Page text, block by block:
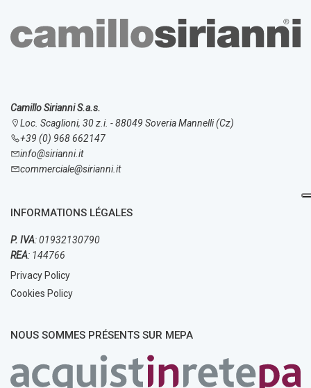
Camillo Sirianni S.a.s.
Loc. Scaglioni, 30 z.i. - 88049 Soveria Mannelli (Cz)
+39 (0) 968 662147
info@sirianni.it
commerciale@sirianni.it
INFORMATIONS LÉGALES
P. IVA: 01932130790
REA: 144766
Privacy Policy
Cookies Policy
NOUS SOMMES PRÉSENTS SUR MEPA